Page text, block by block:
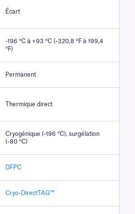
Écart
-196 °C à +93 °C (-320,8 °F à 199,4
°F)
Permanent
Thermique direct
Cryogénique (-196 °C), surgélation
(-80 °C)
DFPC
Cryo-DirectTAG™